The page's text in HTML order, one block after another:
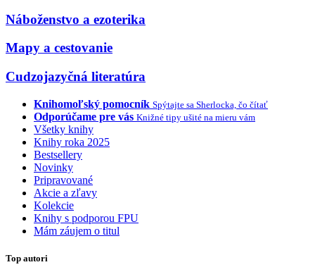
Náboženstvo a ezoterika
Mapy a cestovanie
Cudzojazyčná literatúra
Knihomoľský pomocník Spýtajte sa Sherlocka, čo čítať
Odporúčame pre vás Knižné tipy ušité na mieru vám
Všetky knihy
Knihy roka 2025
Bestsellery
Novinky
Pripravované
Akcie a zľavy
Kolekcie
Knihy s podporou FPU
Mám záujem o titul
Top autori